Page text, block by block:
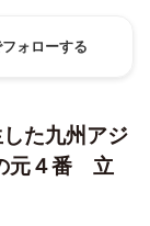
ォローする
た九州アジ
元４番 立